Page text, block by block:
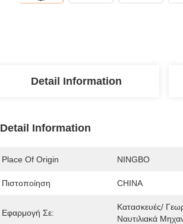
Detail Information
Detail Information
Place Of Origin NINGBO
Πιστοποίηση CHINA
Εφαρμογή Σε:
Κατασκευές/
Ναυτιλιακά